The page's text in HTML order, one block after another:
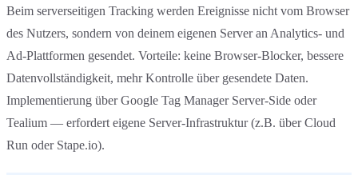
Beim serverseitigen Tracking werden Ereignisse nicht vom Browser
des Nutzers, sondern von deinem eigenen Server an Analytics- und
Ad-Plattformen gesendet. Vorteile: keine Browser-Blocker, bessere
Datenvollständigkeit, mehr Kontrolle über gesendete Daten.
Implementierung über Google Tag Manager Server-Side oder
Tealium — erfordert eigene Server-Infrastruktur (z.B. über Cloud
Run oder Stape.io).